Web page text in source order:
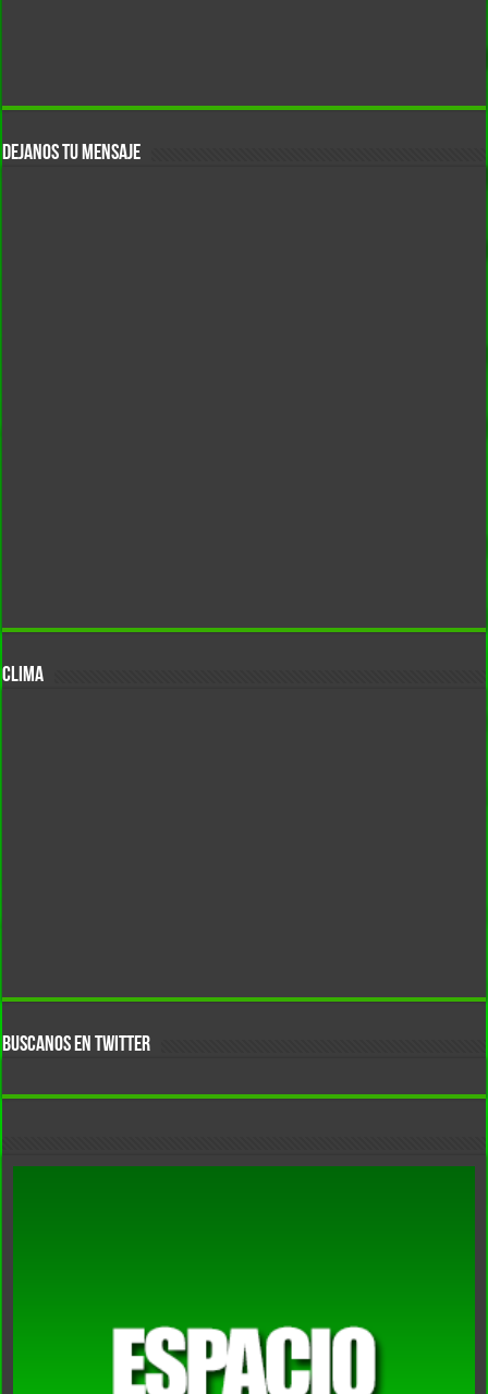
DEJANOS TU MENSAJE
CLIMA
BUSCANOS EN TWITTER